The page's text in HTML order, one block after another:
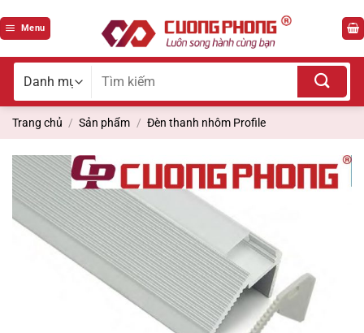
qua
Menu
Tìm
Trang chủ / Sản phẩm / Đèn thanh nhôm Profile